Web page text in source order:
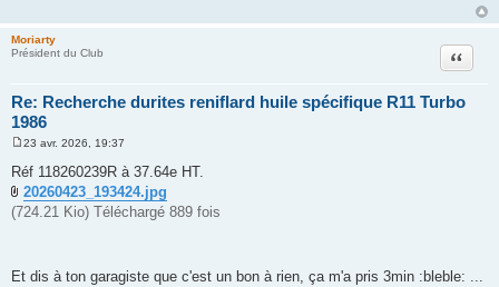
Moriarty
Président du Club
Re: Recherche durites reniflard huile spécifique R11 Turbo
1986
Citation
e
s
s
a
g
23 avr. 2026, 19:37
Réf 118260239R à 37.64e HT.
20260423_193424.jpg
(724.21 Kio) Téléchargé 889 fois
Et dis à ton garagiste que c'est un bon à rien, ça m'a pris 3min :bleble: ...